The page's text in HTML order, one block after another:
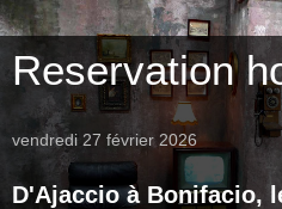
Reservation
vendredi 27 février 2026
D'Ajaccio à Bonifacio,